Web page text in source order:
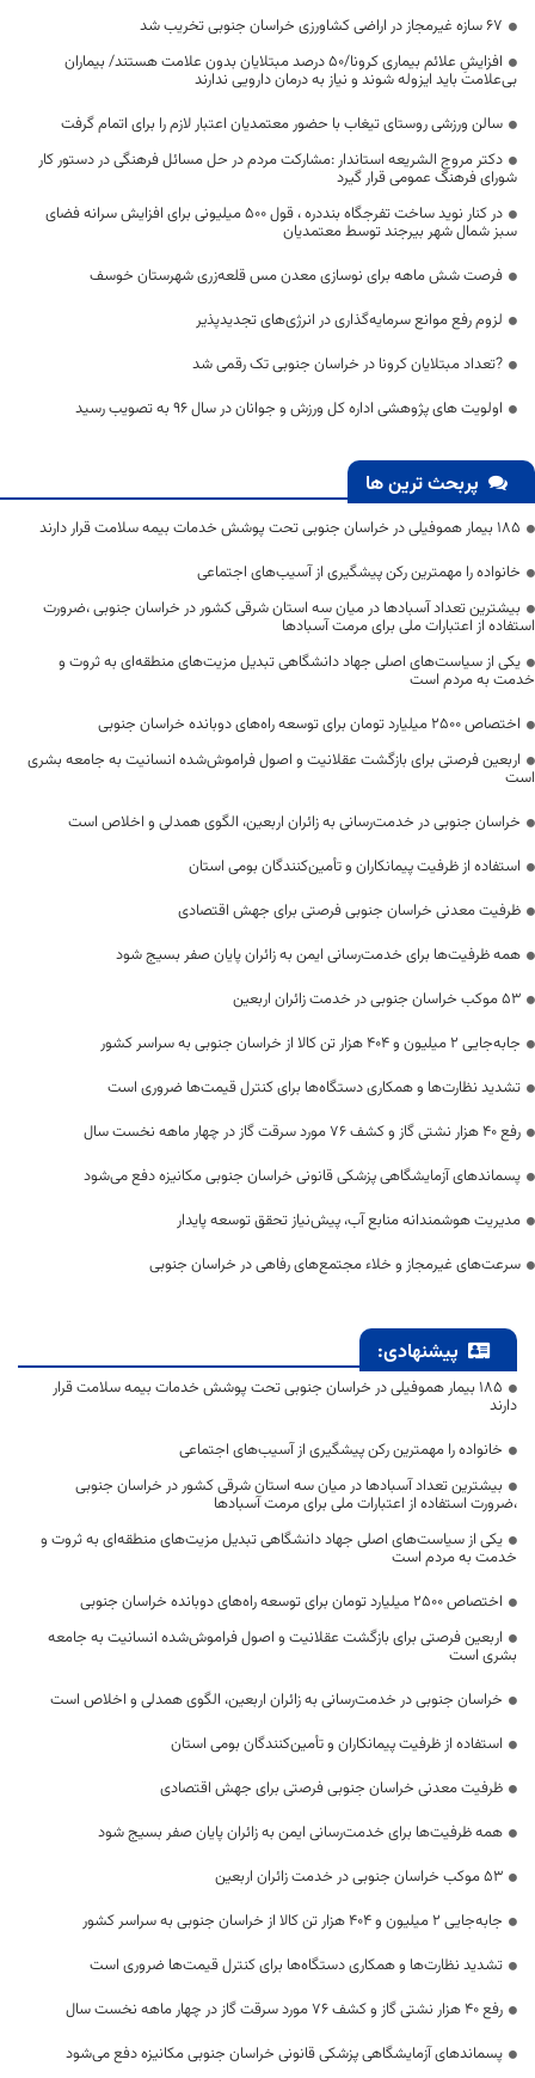
۶۷ سازه غیرمجاز در اراضی کشاورزی خراسان جنوبی تخریب شد
افزایشِ علائم بیماری کرونا/۵۰ درصد مبتلایان بدون علامت هستند/ بیماران
بی‌علامت باید ایزوله شوند و نیاز به درمان دارویی ندارند
سالن ورزشی روستای تیغاب با حضور معتمدیان اعتبار لازم را برای اتمام گرفت
دکتر مروج الشریعه استاندار :مشارکت مردم در حل مسائل فرهنگی در دستور کار
شورای فرهنگ عمومی قرار گیرد
در کنار نوید ساخت تفرجگاه بنددره ، قول 500 میلیونی برای افزایش سرانه فضای
سبز شمال شهر بیرجند توسط معتمدیان
فرصت شش ماهه برای نوسازی معدن مس قلعه‌زری شهرستان خوسف
لزوم رفع موانع سرمایه‌گذاری در انرژی‌های تجدیدپذیر
?تعداد مبتلایان کرونا در خراسان جنوبی تک رقمی شد
اولویت های پژوهشی اداره کل ورزش و جوانان در سال 96 به تصویب رسید
پربحث ترین ها
۱۸۵ بیمار هموفیلی در خراسان جنوبی تحت پوشش خدمات بیمه سلامت قرار دارند
خانواده را مهمترین رکن پیشگیری از آسیب‌های اجتماعی
بیشترین تعداد آسبادها در میان سه استان شرقی کشور در خراسان جنوبی ،ضرورت
استفاده از اعتبارات ملی برای مرمت آسبادها
یکی از سیاست‌های اصلی جهاد دانشگاهی تبدیل مزیت‌های منطقه‌ای به ثروت و
خدمت به مردم است
اختصاص 2500 میلیارد تومان برای توسعه راه‌های دوبانده خراسان جنوبی
اربعین فرصتی برای بازگشت عقلانیت و اصول فراموش‌شده انسانیت به جامعه بشری
است
خراسان جنوبی در خدمت‌رسانی به زائران اربعین، الگوی همدلی و اخلاص است
استفاده از ظرفیت پیمانکاران و تأمین‌کنندگان بومی استان
ظرفیت معدنی خراسان جنوبی فرصتی برای جهش اقتصادی
همه ظرفیت‌ها برای خدمت‌رسانی ایمن به زائران پایان صفر بسیج شود
53 موکب خراسان جنوبی در خدمت زائران اربعین
جابه‌جایی 2 میلیون و 404 هزار تن کالا از خراسان جنوبی به سراسر کشور
تشدید نظارت‌ها و همکاری دستگاه‌ها برای کنترل قیمت‌ها ضروری است
رفع 40 هزار نشتی گاز و کشف 76 مورد سرقت گاز در چهار ماهه نخست سال
پسماندهای آزمایشگاهی پزشکی قانونی خراسان جنوبی مکانیزه دفع می‌شود
مدیریت هوشمندانه منابع آب، پیش‌نیاز تحقق توسعه پایدار
سرعت‌های غیرمجاز و خلاء مجتمع‌های رفاهی در خراسان جنوبی
پیشنهادی:
۱۸۵ بیمار هموفیلی در خراسان جنوبی تحت پوشش خدمات بیمه سلامت قرار
دارند
خانواده را مهمترین رکن پیشگیری از آسیب‌های اجتماعی
بیشترین تعداد آسبادها در میان سه استان شرقی کشور در خراسان جنوبی
،ضرورت استفاده از اعتبارات ملی برای مرمت آسبادها
یکی از سیاست‌های اصلی جهاد دانشگاهی تبدیل مزیت‌های منطقه‌ای به ثروت و
خدمت به مردم است
اختصاص 2500 میلیارد تومان برای توسعه راه‌های دوبانده خراسان جنوبی
اربعین فرصتی برای بازگشت عقلانیت و اصول فراموش‌شده انسانیت به جامعه
بشری است
خراسان جنوبی در خدمت‌رسانی به زائران اربعین، الگوی همدلی و اخلاص است
استفاده از ظرفیت پیمانکاران و تأمین‌کنندگان بومی استان
ظرفیت معدنی خراسان جنوبی فرصتی برای جهش اقتصادی
همه ظرفیت‌ها برای خدمت‌رسانی ایمن به زائران پایان صفر بسیج شود
53 موکب خراسان جنوبی در خدمت زائران اربعین
جابه‌جایی 2 میلیون و 404 هزار تن کالا از خراسان جنوبی به سراسر کشور
تشدید نظارت‌ها و همکاری دستگاه‌ها برای کنترل قیمت‌ها ضروری است
رفع 40 هزار نشتی گاز و کشف 76 مورد سرقت گاز در چهار ماهه نخست سال
پسماندهای آزمایشگاهی پزشکی قانونی خراسان جنوبی مکانیزه دفع می‌شود